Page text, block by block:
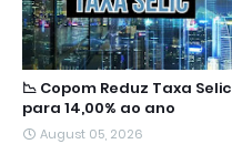
📉 Copom Reduz Taxa Selic
para 14,00% ao ano
August 05, 2026